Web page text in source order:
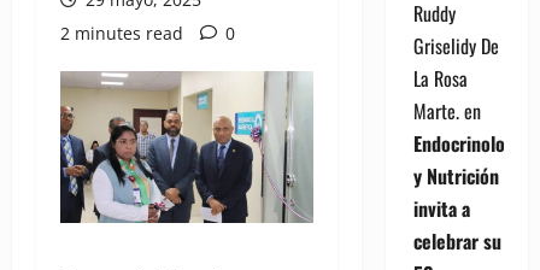
2 minutes read
0
Ruddy
Griselidy De
La Rosa
Marte.en
Endocrinología
y Nutrición
invita a
celebrar su